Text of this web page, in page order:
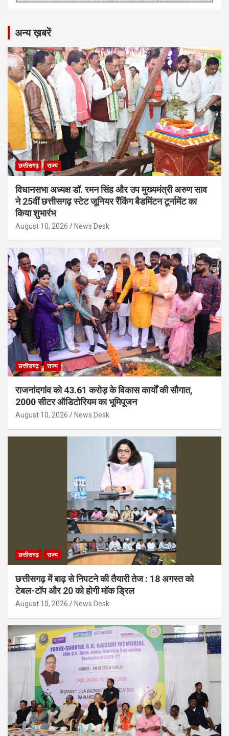
अन्य ख़बरें
छत्तीसगढ़ राज्य
विधानसभा अध्यक्ष डॉ. रमन सिंह और उप मुख्यमंत्री अरुण साव
ने 25वीं छत्तीसगढ़ स्टेट जूनियर रैंकिंग बैडमिंटन टूर्नामेंट का
किया शुभारंभ
August 10, 2026 News Desk
छत्तीसगढ़ राज्य
राजनांदगांव को 43.61 करोड़ के विकास कार्यों की सौगात,
2000 सीटर ऑडिटोरियम का भूमिपूजन
August 10, 2026 News Desk
छत्तीसगढ़ राज्य
छत्तीसगढ़ में बाढ़ से निपटने की तैयारी तेज : 18 अगस्त को
टेबल-टॉप और 20 को होगी मॉक ड्रिल
August 10, 2026 News Desk